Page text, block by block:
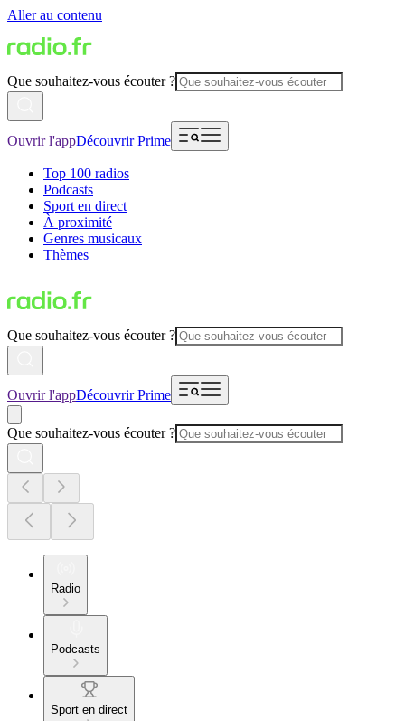
Aller au contenu
Que souhaitez-vous écouter ?
Ouvrir l'appDécouvrir Prime
Top 100 radios
Podcasts
Sport en direct
À proximité
Genres musicaux
Thèmes
Que souhaitez-vous écouter ?
Ouvrir l'appDécouvrir Prime
Que souhaitez-vous écouter ?
Radio
Podcasts
Sport en direct